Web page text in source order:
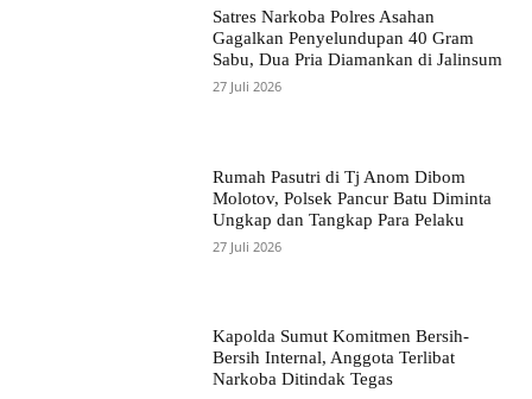
Satres Narkoba Polres Asahan
Gagalkan Penyelundupan 40 Gram
Sabu, Dua Pria Diamankan di Jalinsum
27 Juli 2026
Rumah Pasutri di Tj Anom Dibom
Molotov, Polsek Pancur Batu Diminta
Ungkap dan Tangkap Para Pelaku
27 Juli 2026
Kapolda Sumut Komitmen Bersih-
Bersih Internal, Anggota Terlibat
Narkoba Ditindak Tegas